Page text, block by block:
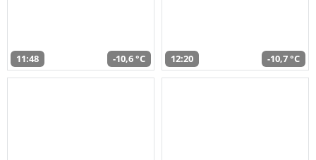
11:48 -10,6 °C 12:20 -10,7 °C